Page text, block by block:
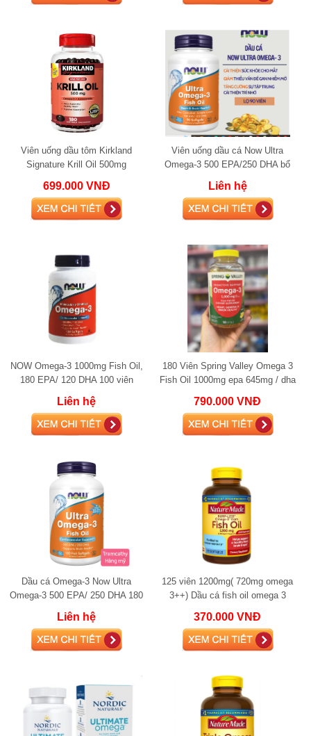
Viên uống dầu tôm Kirkland
Signature Krill Oil 500mg
699.000 VNĐ
Viên uống dầu cá Now Ultra
Omega-3 500 EPA/250 DHA bổ
mắt tăng đề kháng 90 viên
Liên hệ
NOW Omega-3 1000mg Fish Oil,
180 EPA/ 120 DHA 100 viên
Liên hệ
180 Viên Spring Valley Omega 3
Fish Oil 1000mg epa 645mg / dha
790.000 VNĐ
Dầu cá Omega-3 Now Ultra
Omega-3 500 EPA/ 250 DHA 180
Softgels (Fish Gelatin) fish oil
Liên hệ
125 viên 1200mg( 720mg omega
3++) Dầu cá fish oil omega 3
720mg Omega-3
370.000 VNĐ